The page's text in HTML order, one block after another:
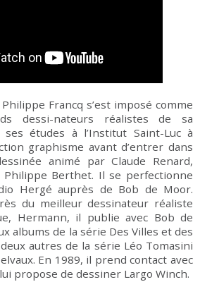
Francq s’est imposé comme
dessi-nateurs réalistes de sa
études à l’Institut Saint-Luc à
graphisme avant d’entrer dans
animé par Claude Renard,
Philippe Berthet. Il se perfectionne
Hergé auprès de Bob de Moor.
du meilleur dessinateur réaliste
Hermann, il publie avec Bob de
albums de la série Des Villes et des
autres de la série Léo Tomasini
En 1989, il prend contact avec
propose de dessiner Largo Winch.